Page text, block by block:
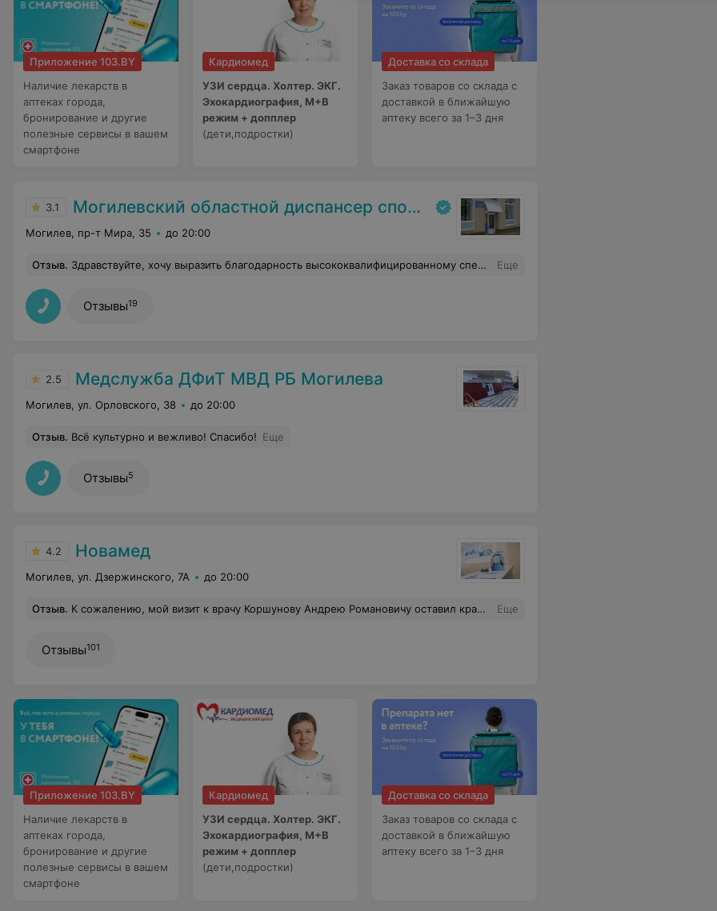
Приложение 103.BY
Наличие лекарств в
аптеках города,
бронирование и другие
полезные сервисы в вашем
смартфоне
Кардиомед
УЗИ сердца. Холтер. ЭКГ.
Эхокардиография, М+В
режим + допплер
(дети,подростки)
Доставка со склада
Заказ товаров со склада с
доставкой в ближайшую
аптеку всего за 1–3 дня
3.1 Могилевский областной диспансер спортивной медицины
Могилев, пр-т Мира, 35 до 20:00
Отзыв. Здравствуйте, хочу выразить благодарность высококвалифицированному специалисту, врачу-офтальмологу Ласевич Раисе Тимофеевне. У моего ребёнка снизилось зрение, доктор выявила лёгкое косоглазие, о чем мы даже не догадывались, выписала очки, через 2 недели у ребёнка в 2 раза улучшилось зрение. Раиса Тимофеев на грамотный специалист, хорошо знающий свое дело, имеет подход к каждому пациенту, интеллигентна, тактична. Огромное спасибо прекрасному доктору! Еще
Отзывы19
2.5 Медслужба ДФиТ МВД РБ Могилева
Могилев, ул. Орловского, 38 до 20:00
Отзыв. Всё культурно и вежливо! Спасибо! Еще
Отзывы5
4.2 Новамед
Могилев, ул. Дзержинского, 7А до 20:00
Отзыв. К сожалению, мой визит к врачу Коршунову Андрею Романовичу оставил крайне неприятное впечатление. Вместо ожидаемого профессионального подхода столкнулась с грубостью и пренебрежительным отношением. Врач отвечал на вопросы с явным раздражением, не стремился объяснить суть проблемы, перебивал и создавал ощущение, будто моя обеспокоенность состоянием здоровья — помеха его рабочему процессу. От специалиста, особенно в медицинской сфере, ожидаешь не только знаний, но и элементарного уважения к пациенту. После такого приёма остались только вопросы и чувство дискомфорта. К сожалению, повторно обращаться к данному врачу не планирую и не могу рекомендовать его другим. Еще
Отзывы101
Приложение 103.BY
Наличие лекарств в
аптеках города,
бронирование и другие
полезные сервисы в вашем
смартфоне
Кардиомед
УЗИ сердца. Холтер. ЭКГ.
Эхокардиография, М+В
режим + допплер
(дети,подростки)
Доставка со склада
Заказ товаров со склада с
доставкой в ближайшую
аптеку всего за 1–3 дня